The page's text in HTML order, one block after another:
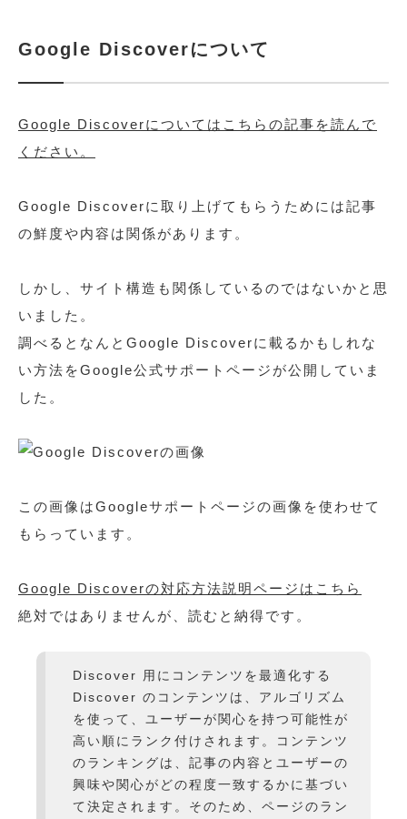
Google Discoverについて
Google Discoverについてはこちらの記事を読んで
ください。
Google Discoverに取り上げてもらうためには記事
の鮮度や内容は関係があります。
しかし、サイト構造も関係しているのではないかと思
いました。
調べるとなんとGoogle Discoverに載るかもしれな
い方法をGoogle公式サポートページが公開していま
した。
この画像はGoogleサポートページの画像を使わせて
もらっています。
Google Discoverの対応方法説明ページはこちら
絶対ではありませんが、読むと納得です。
Discover 用にコンテンツを最適化する
Discover のコンテンツは、アルゴリズム
を使って、ユーザーが関心を持つ可能性が
高い順にランク付けされます。コンテンツ
のランキングは、記事の内容とユーザーの
興味や関心がどの程度一致するかに基づい
て決定されます。そのため、ページのラン